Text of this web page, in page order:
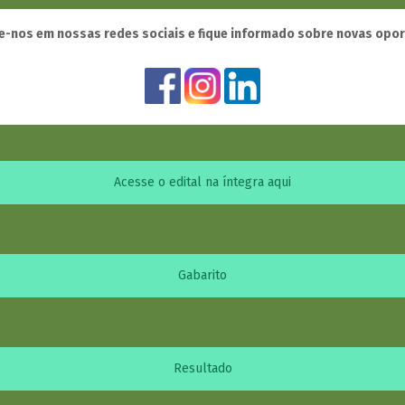
nos em nossas redes sociais e fique informado sobre novas
Acesse o edital na íntegra aqui
Gabarito
Resultado